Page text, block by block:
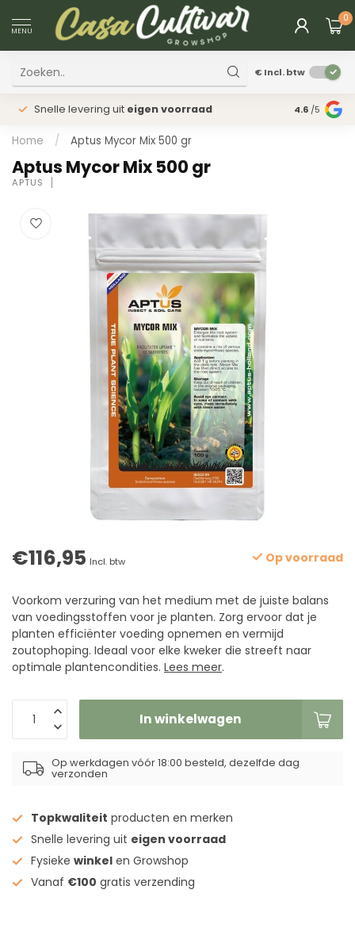
MENU
0
€Incl. btw
Snelle levering uit eigen voorraad Fysieke
4.6 /5
Home / Aptus Mycor Mix 500 gr
Aptus Mycor Mix 500 gr
APTUS
€116,95 Incl. btw Op voorraad
Voorkom verzuring van het medium met de juiste balans
van voedingsstoffen voor je planten. Zorg ervoor dat je
planten efficiënter voeding opnemen en vermijd
zoutophoping. Ideaal voor elke kweker die streeft naar
optimale plantencondities. Lees meer.
In winkelwagen
Op werkdagen vóór 18:00 besteld, dezelfde dag
verzonden
Topkwaliteit producten en merken
Snelle levering uit eigen voorraad
Fysieke winkel en Growshop
Vanaf €100 gratis verzending